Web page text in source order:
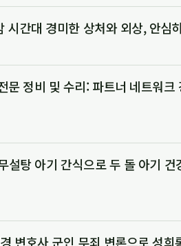
시간대 경미한 상처와 외상, 안심
문 정비 및 수리: 파트너 네트
설탕 아기 간식으로 두 돌 아기
변호사 군인 무죄 변론으로 성